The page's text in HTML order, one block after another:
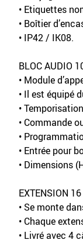
• Etiquettes
• Boîtier
• IP42 / IK08.
BLOC AUDIO
• Module
• Il est équipé
•
• Commande
•
• Entrée pour
• Dimensions
EXTENSION
• Se monte
• Chaque
• Livré avec 4